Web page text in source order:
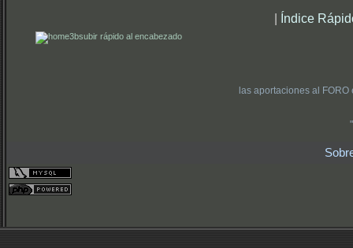
| Índice
subir rápido al encabezado
las aportaciones al